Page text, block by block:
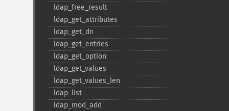
ldap_​free_​result
ldap_​get_​attributes
ldap_​get_​dn
ldap_​get_​entries
ldap_​get_​option
ldap_​get_​values
ldap_​get_​values_​len
ldap_​list
ldap_​mod_​add